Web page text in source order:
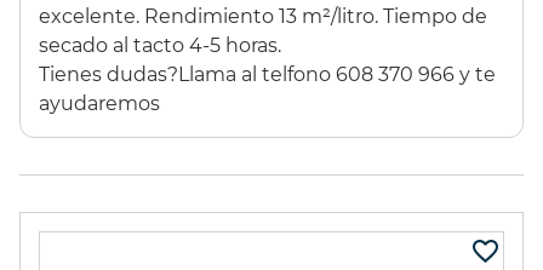
ESTUCHE 96
295,00 € (15%)
1000ml
16,60 € (20%)
excelente. Rendimiento 13 m²/litro. Tiempo de
secado al tacto 4-5 horas.
Tienes dudas?Llama al telfono 608 370 966 y te
ayudaremos